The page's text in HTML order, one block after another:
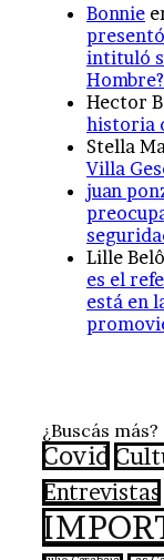
Bonnie
intituló
Hector
Stella
Villa
juan
Lille Belô
es el
está en
¿Buscás más?
Covid
Entrevistas